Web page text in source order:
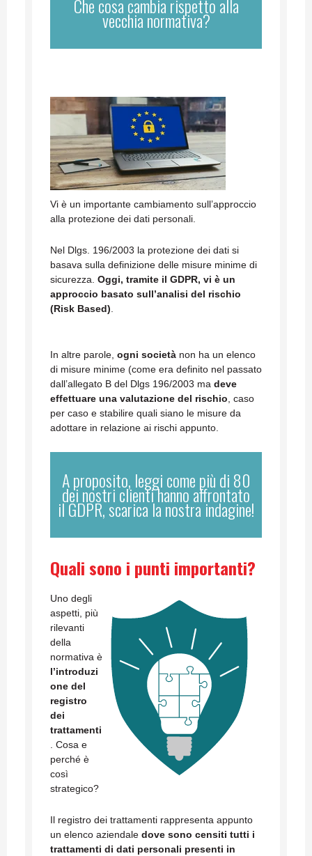
Che cosa cambia rispetto alla
vecchia normativa?
Vi è un importante cambiamento sull’approccio
alla protezione dei dati personali.
Nel Dlgs. 196/2003 la protezione dei dati si
basava sulla definizione delle misure minime di
sicurezza. Oggi, tramite il GDPR, vi è un
approccio basato sull’analisi del rischio
(Risk Based)
In altre parole, ogni società non ha un elenco
di misure minime (come era definito nel passato
dall’allegato B del Dlgs 196/2003 ma deve
effettuare una valutazione del rischio , caso
per caso e stabilire quali siano le misure da
adottare in relazione ai rischi appunto.
A proposito, leggi come più di 80
dei nostri clienti hanno affrontato
il GDPR, scarica la nostra indagine!
Quali sono i punti importanti?
Uno degli
aspetti, più
rilevanti
della
normativa è
l’introduzi
one del
registro
dei
trattamenti
. Cosa e
perché è
così
strategico?
Il registro dei trattamenti rappresenta appunto
un elenco aziendale dove sono censiti tutti i
trattamenti di dati personali presenti in